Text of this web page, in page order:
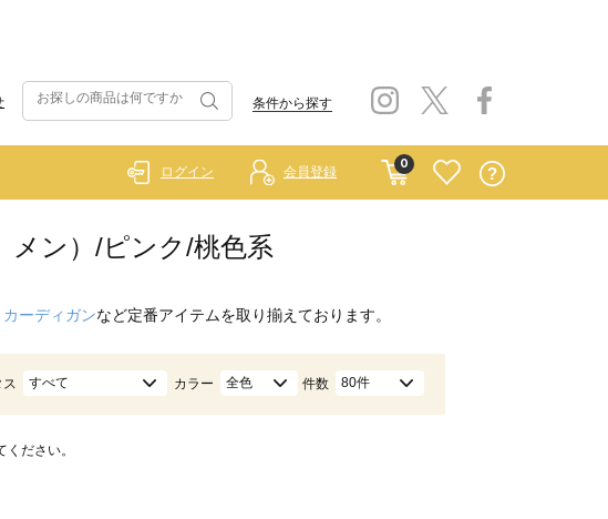
条件から探す
0
ログイン 会員登録
ン）/ピンク/桃色系
カーディガンなど定番アイテムを取り揃えております。
ス すべて カラー 全色 件数 80件
ださい。